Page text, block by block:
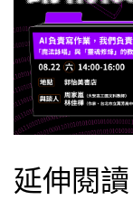
延伸閱讀